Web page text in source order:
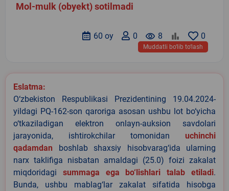
Mol-mulk (obyekt) sotilmadi
0
remove_red_eye 8
0
60 oy
Muddatli bo‘lib to‘lash
Eslatma:
O‘zbekiston Respublikasi Prezidentining 19.04.2024-
yildagi PQ-162-son qaroriga asosan ushbu lot bo‘yicha
o‘tkaziladigan elektron onlayn-auksion savdolari
jarayonida, ishtirokchilar tomonidan uchinchi
qadamdan boshlab shaxsiy hisobvarag‘ida ularning
narx taklifiga nisbatan amaldagi (25.0) foizi zakalat
miqdoridagi summaga ega bo‘lishlari talab etiladi.
Bunda, ushbu mablag‘lar zakalat sifatida hisobga